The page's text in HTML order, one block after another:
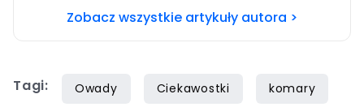
Zobacz wszystkie artykuły autora >
Tagi: Owady Ciekawostki komary